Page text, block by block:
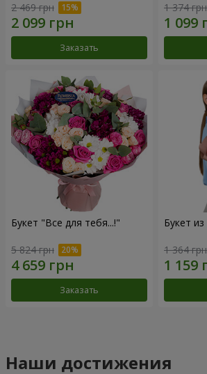
2 469 грн
Заказать
1 374 грн
Букет "Все для тебя...!"
5 824 грн
Заказать
Букет
1 364 грн
Наши достижения